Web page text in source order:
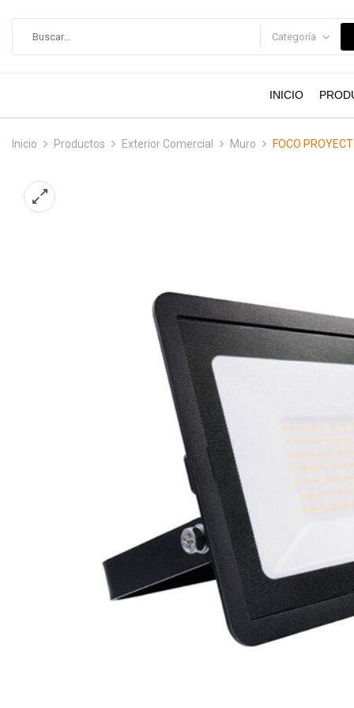
Categoría
INICIO
Inicio Productos Exterior Comercial Muro FOCO